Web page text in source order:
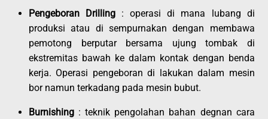
Pengeboran Drilling : operasi di mana lubang di
produksi atau di sempurnakan dengan membawa
pemotong berputar bersama ujung tombak di
ekstremitas bawah ke dalam kontak dengan benda
kerja. Operasi pengeboran di lakukan dalam mesin
bor namun terkadang pada mesin bubut.
Burnishing : teknik pengolahan bahan degnan cara